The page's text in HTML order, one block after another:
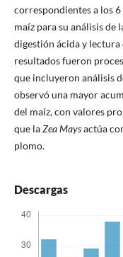
correspondientes a los
maíz para su análisis
digestión ácida y lectura
resultados fueron
que incluyeron análisis
observó una mayor
del maíz, con valores
que laZea Maysactúa
plomo.
Descargas